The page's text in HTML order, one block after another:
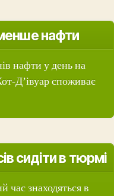
нафти
нафти у день на
Д’івуар споживає
сидіти в тюрмі
час знаходяться в